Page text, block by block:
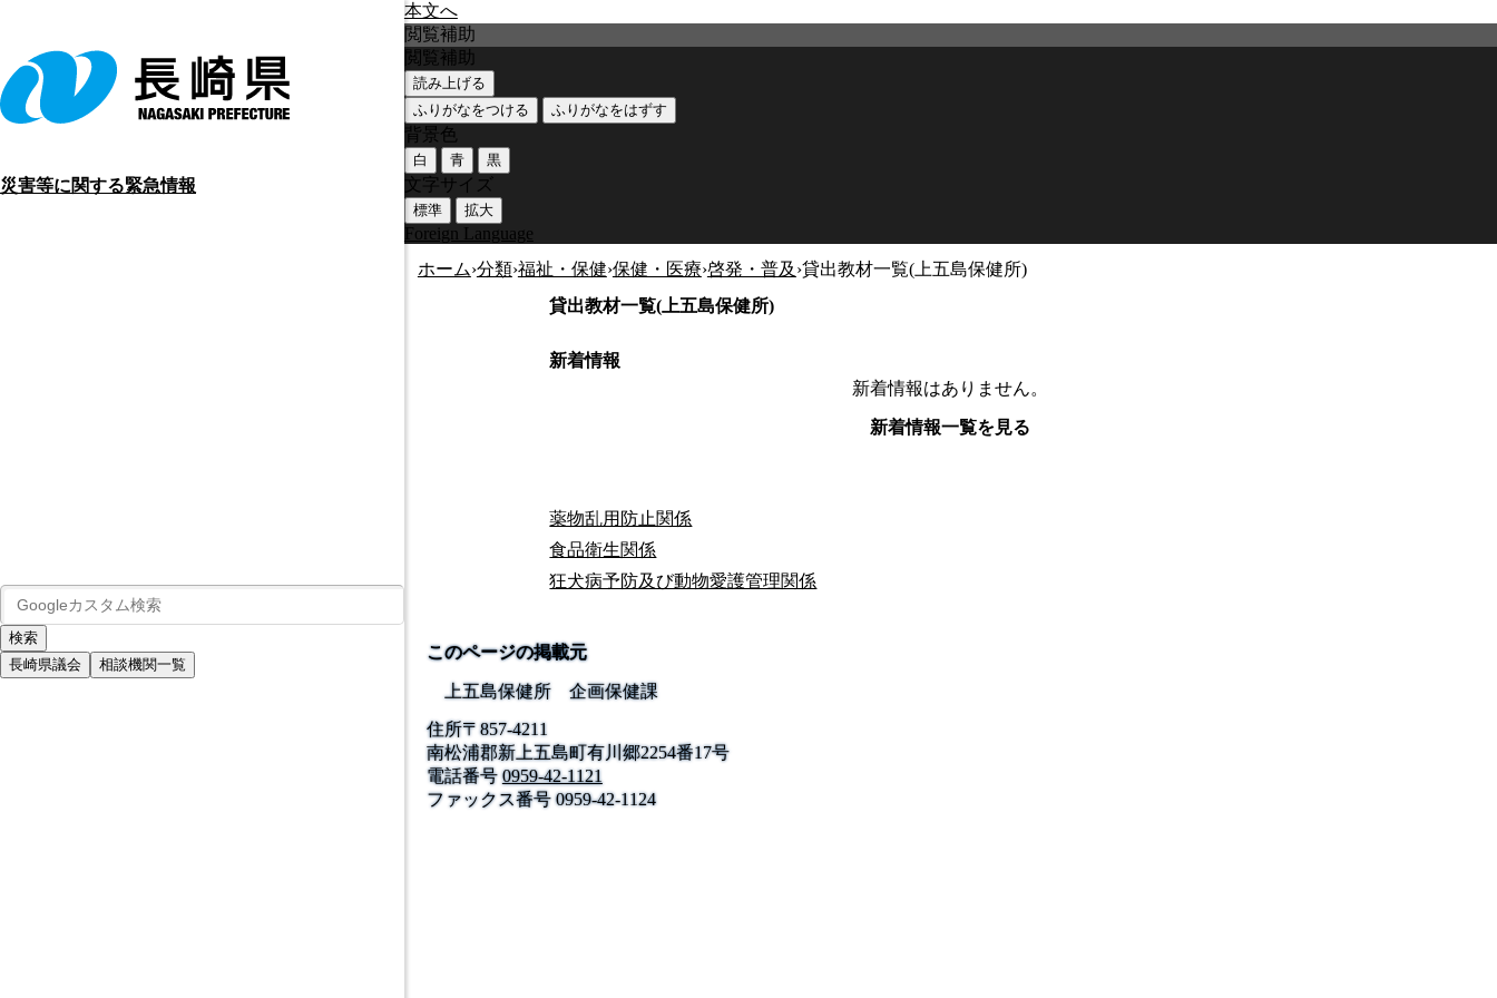
本文へ
災害等に関する緊急情報
長崎県議会 相談機関一覧
閲覧補助
閲覧補助
読み上げる
ふりがなをつける
ふりがなをはずす
背景色
白 青 黒
文字サイズ
標準 拡大
Foreign Language
ホーム›分類›福祉・保健›保健・医療›啓発・普及 ›貸出教材一覧(上五島保健所)
貸出教材一覧(上五島保健所)
新着情報
新着情報はありません。
新着情報一覧を見る
薬物乱用防止関係
食品衛生関係
狂犬病予防及び動物愛護管理関係
このページの掲載元
上五島保健所 企画保健課
住所〒857-4211
南松浦郡新上五島町有川郷2254番17号
電話番号 0959-42-1121
ファックス番号0959-42-1124
公式SNS
このサイトについて
長崎県庁